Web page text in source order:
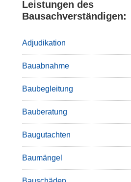
Leistungen des
Bausachverständigen:
Adjudikation
Bauabnahme
Baubegleitung
Bauberatung
Baugutachten
Baumängel